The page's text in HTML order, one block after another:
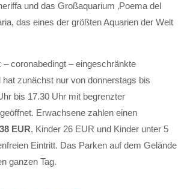
und das Großaquarium ‚Poema del
das eines der größten Aquarien der Welt
– coronabedingt – eingeschränkte
zunächst nur von donnerstags bis
bis 17.30 Uhr mit begrenzter
Erwachsene zahlen einen
EUR, Kinder 26 EUR und Kinder unter 5
Eintritt. Das Parken auf dem Gelände
ganzen Tag.